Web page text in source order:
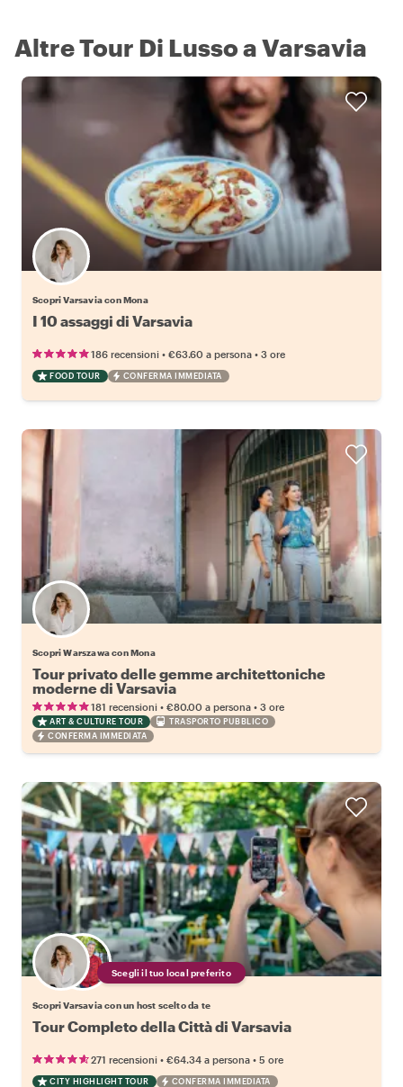
Altre Tour Di Lusso a Varsavia
Scopri Varsavia con Mona
I 10 assaggi di Varsavia
186 recensioni • €63.60 a persona • 3 ore
FOOD TOUR CONFERMA IMMEDIATA
Scopri Warszawa con Mona
Tour privato delle gemme architettoniche
moderne di Varsavia
181 recensioni • €80.00 a persona • 3 ore
ART & CULTURE TOUR
TRASPORTO PUBBLICO
CONFERMA IMMEDIATA
Scegli il tuo local preferito
Scopri Varsavia con un host scelto da te
Tour Completo della Città di Varsavia
271 recensioni • €64.34 a persona • 5 ore
CITY HIGHLIGHT TOUR CONFERMA IMMEDIATA